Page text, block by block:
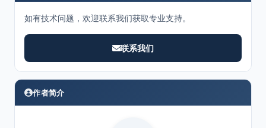
如有技术问题，欢迎联系我们获取专业支持。
联系我们
作者简介